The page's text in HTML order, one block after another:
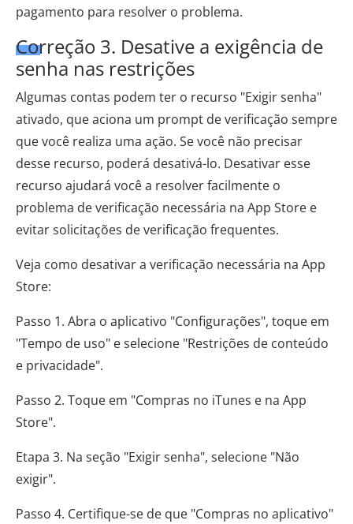
pagamento para resolver o problema.
Correção 3. Desative a exigência de
senha nas restrições
Algumas contas podem ter o recurso "Exigir senha"
ativado, que aciona um prompt de verificação sempre
que você realiza uma ação. Se você não precisar
desse recurso, poderá desativá-lo. Desativar esse
recurso ajudará você a resolver facilmente o
problema de verificação necessária na App Store e
evitar solicitações de verificação frequentes.
Veja como desativar a verificação necessária na App
Store:
Passo 1. Abra o aplicativo "Configurações", toque em
"Tempo de uso" e selecione "Restrições de conteúdo
e privacidade".
Passo 2. Toque em "Compras no iTunes e na App
Store".
Etapa 3. Na seção "Exigir senha", selecione "Não
exigir".
Passo 4. Certifique-se de que "Compras no aplicativo"